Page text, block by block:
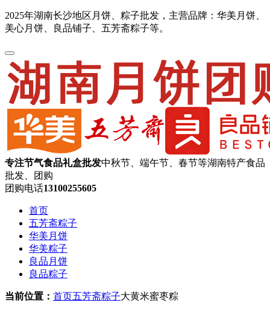
2025年湖南长沙地区月饼、粽子批发，主营品牌：华美月饼、
美心月饼、良品铺子、五芳斋粽子等。
专注节气食品礼盒批发中秋节、端午节、春节等湖南特产食品
批发、团购
团购电话13100255605
首页
五芳斋粽子
华美月饼
华美粽子
良品月饼
良品粽子
当前位置： 首页五芳斋粽子大黄米蜜枣粽